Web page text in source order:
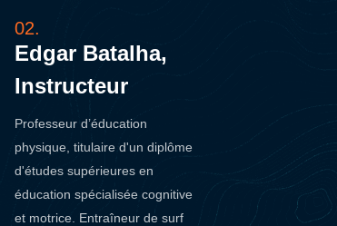
02.
Edgar Batalha,
Instructeur
Professeur d’éducation
physique, titulaire d'un diplôme
d'études supérieures en
éducation spécialisée cognitive
et motrice. Entraîneur de surf